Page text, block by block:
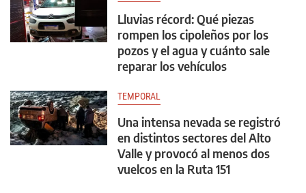
Lluvias récord: Qué piezas
rompen los cipoleños por los
pozos y el agua y cuánto sale
reparar los vehículos
TEMPORAL
Una intensa nevada se registró
en distintos sectores del Alto
Valle y provocó al menos dos
vuelcos en la Ruta 151